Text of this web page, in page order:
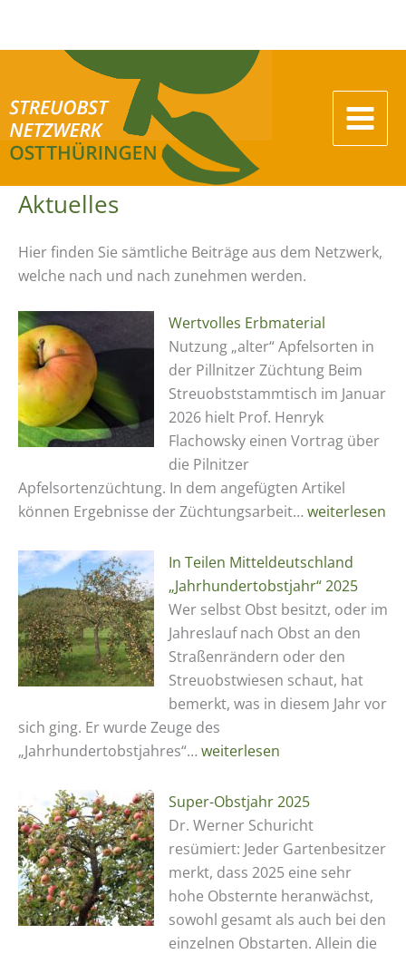
springen
Aktuelles
Hier finden Sie sämtliche Beiträge aus dem Netzwerk,
welche nach und nach zunehmen werden.
Wertvolles Erbmaterial
Nutzung „alter“ Apfelsorten in
der Pillnitzer Züchtung Beim
Streuobststammtisch im Januar
2026 hielt Prof. Henryk
Flachowsky einen Vortrag über
die Pilnitzer
Apfelsortenzüchtung. In dem angefügten Artikel
können Ergebnisse der Züchtungsarbeit… Wertvolles
weiterlesen
In Teilen Mitteldeutschland
„Jahrhundertobstjahr“ 2025
Wer selbst Obst besitzt, oder im
Jahreslauf nach Obst an den
Straßenrändern oder den
Streuobstwiesen schaut, hat
bemerkt, was in diesem Jahr vor
sich ging. Er wurde Zeuge des
„Jahrhundertobstjahres“… In
Mitteldeutschland
„Jahrhundertobstjahr“
2025
weiterlesen
Super-Obstjahr 2025
Dr. Werner Schuricht
resümiert: Jeder Gartenbesitzer
merkt, dass 2025 eine sehr
hohe Obsternte heranwächst,
sowohl gesamt als auch bei den
einzelnen Obstarten. Allein die